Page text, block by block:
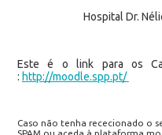
Hospital Dr.
Este é o link para os
: http://moodle.spp.pt/
Caso não tenha rececionado o
SPAM ou aceda à plataforma